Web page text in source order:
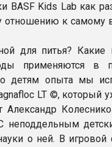
BASF Kids Lab как
отношению к самому
для питья?
применяются в
детям опыта мы
LT ©, который
Александр
неподдельным
о ней. В